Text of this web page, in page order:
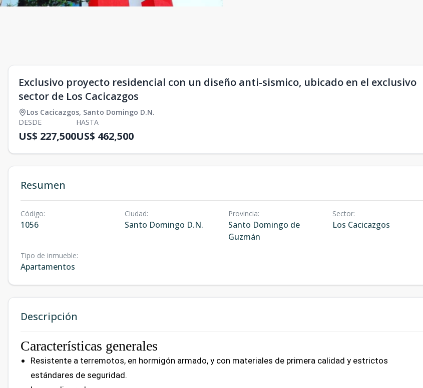
Exclusivo proyecto residencial con un diseño anti-sismico, ubicado en el exclusivo
sector de Los Cacicazgos
Los Cacicazgos, Santo Domingo D.N.
DESDE
US$ 227,500
HASTA
US$ 462,500
Resumen
Código:
1056
Ciudad:
Santo Domingo D.N.
Provincia:
Santo Domingo de
Guzmán
Sector:
Los Cacicazgos
Tipo de inmueble:
Apartamentos
Descripción
Características generales
Resistente a terremotos, en hormigón armado, y con materiales de primera calidad y estrictos
estándares de seguridad.